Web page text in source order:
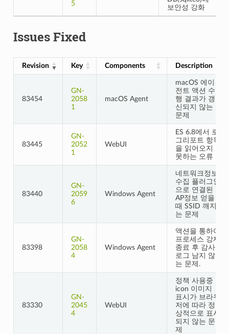
5
보안성 강화
Issues Fixed
Revision Key Components Description
83454
GN-
2058
1
macOS Agent
macOS 에이
전트 액션 수
행 결과가 갱
신되지 않는
문제
83445
GN-
2052
1
WebUI
ES 6.8에서 로
그리포트 항목
을 읽어오지
못하는 오류
83440
GN-
2059
6
Windows Agent
네트워크정보
수집 플러그인
으로 연결된
AP정보 얻을
때 SSID 깨지
는 문제
83398
GN-
2058
4
Windows Agent
액션을 통하여
프로세스 강제
종료 후 감사
로그 남지 않
는 문제.
83330
GN-
2045
4
WebUI
정책 사용중
icon 이미지
표시가 브라우
저에 따라 정
상적으로 표시
되지 않는 문
제